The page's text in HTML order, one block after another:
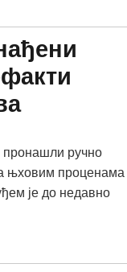
пронашли ручно
њховим проценама
је до недавно